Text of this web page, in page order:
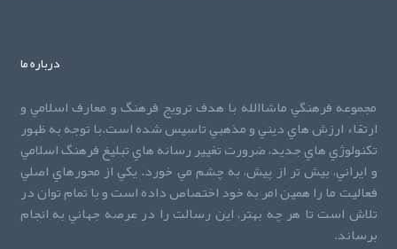
درباره ما
مجموعه فرهنگي ماشاالله با هدف ترويج فرهنگ و معارف اسلامي و
ارتقاء ارزش هاي ديني و مذهبي تاسيس شده است.با توجه به ظهور
تکنولوژي هاي جديد، ضرورت تغيير رسانه هاي تبليغ فرهنگ اسلامي
و ايراني، بيش تر از پيش، به چشم مي خورد. يکي از محورهاي اصلي
فعاليت ما را همين امر به خود اختصاص داده است و با تمام توان در
تلاش است تا هر چه بهتر، اين رسالت را در عرصه جهاني به انجام
برساند.